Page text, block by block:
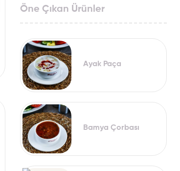
Öne Çıkan Ürünler
Ayak Paça
Bamya Çorbası